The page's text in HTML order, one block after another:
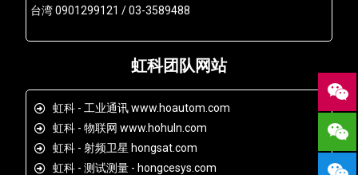
台湾 0901299121 / 03-3589488
虹科团队网站
虹科 - 工业通讯 www.hoautom.com
虹科 - 物联网 www.hohuln.com
虹科 - 射频卫星 hongsat.com
虹科 - 测试测量 - hongcesys.com